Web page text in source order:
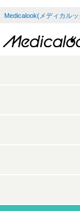
Medicalook(メディカルッ